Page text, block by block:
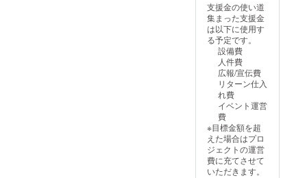
子供用
の面頬
（めん
ぽお）
です。
大人用
もござ
います
相談く
い。
支援金の使い道
集まった支援金
は以下に使用す
る予定です。
設備費
人件費
広報/宣伝費
リターン仕入
れ費
イベント運営
費
※目標金額を超
えた場合はプロ
ジェクトの運営
費に充てさせて
いただきます。